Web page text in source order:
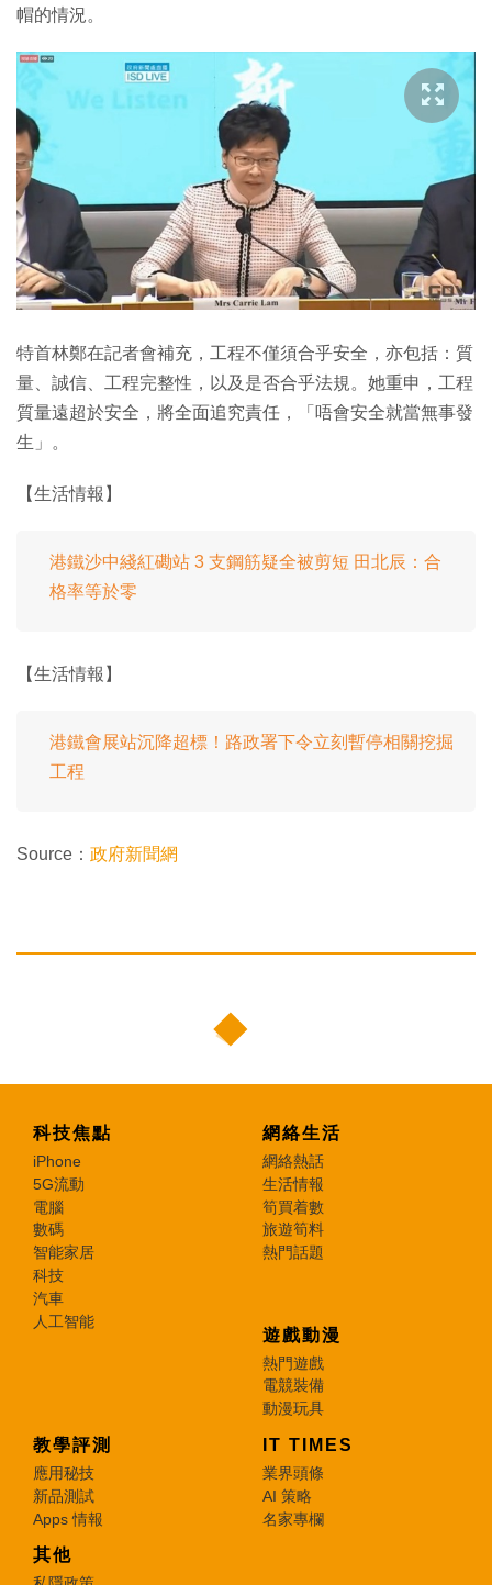
帽的情況。
特首林鄭在記者會補充，工程不僅須合乎安全，亦包括：質
量、誠信、工程完整性，以及是否合乎法規。她重申，工程
質量遠超於安全，將全面追究責任，「唔會安全就當無事發
生」。
【生活情報】
港鐵沙中綫紅磡站 3 支鋼筋疑全被剪短 田北辰：合
格率等於零
【生活情報】
港鐵會展站沉降超標！路政署下令立刻暫停相關挖掘
工程
Source： 政府新聞網
科技焦點
iPhone
5G流動
電腦
數碼
智能家居
科技
汽車
人工智能
網絡生活
網絡熱話
生活情報
筍買着數
旅遊筍料
熱門話題
遊戲動漫
熱門遊戲
電競裝備
動漫玩具
教學評測
應用秘技
新品測試
Apps 情報
IT TIMES
業界頭條
AI 策略
名家專欄
其他